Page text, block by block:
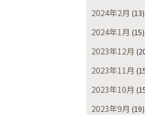
2024年2月 (13)
2024年1月 (15)
2023年12月
2023年11月
2023年10月
2023年9月 (19)